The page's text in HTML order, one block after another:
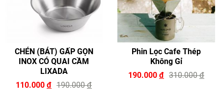
CHÉN (BÁT) GẤP GỌN
INOX CÓ QUAI CẦM
LIXADA
110.000 đ 190.000đ
Phin Lọc Cafe Thép
Không Gỉ
190.000 đ 310.000đ
HOÀN THÀNH
Đăng ký tư vấn trực tiếp 24/7:zalo
0946.68.0946